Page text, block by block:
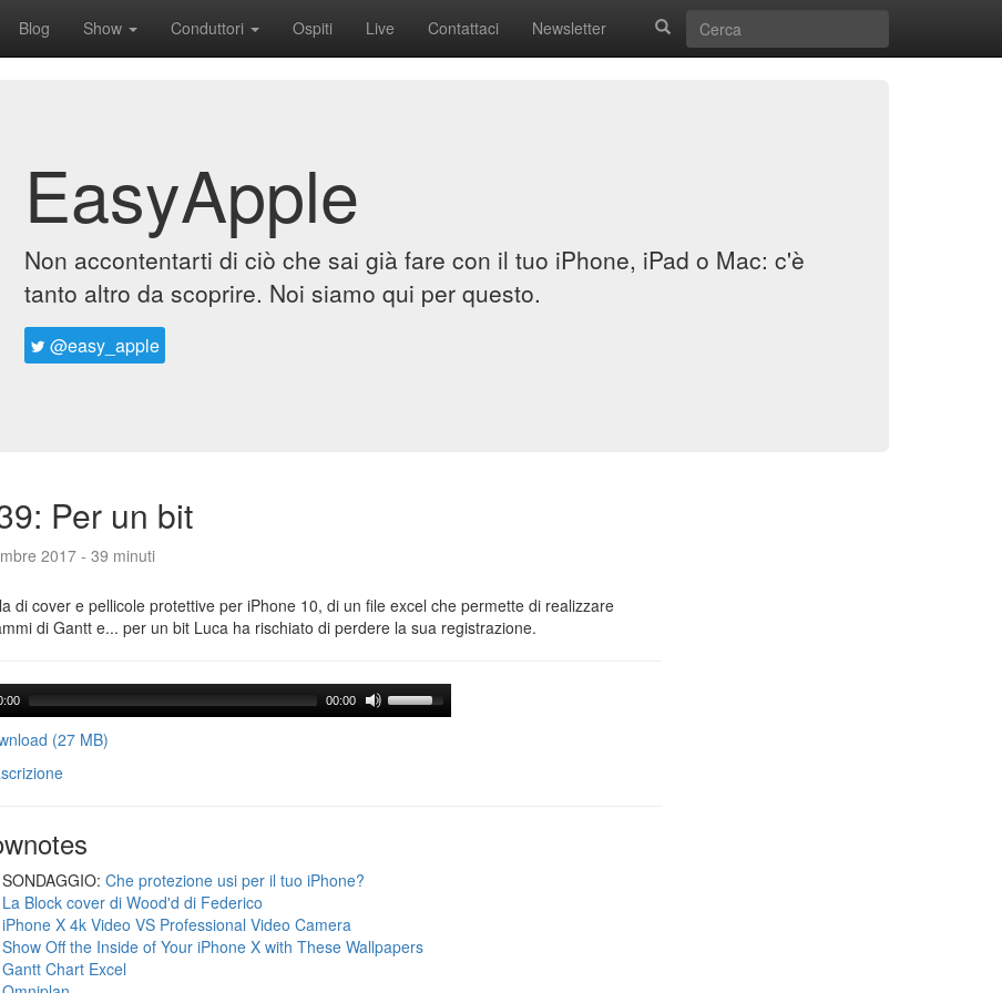
Blog Show Conduttori Ospiti Live Contattaci Newsletter
EasyApple
Non accontentarti di ciò che sai già fare con il tuo iPhone, iPad o Mac: c'è
tanto altro da scoprire. Noi siamo qui per questo.
@easy_apple
Per un bit
2017 - 39 minuti
di cover e pellicole protettive per iPhone 10, di un file excel che permette di realizzare
di Gantt e... per un bit Luca ha rischiato di perdere la sua registrazione.
00:00
(27 MB)
SONDAGGIO: Che protezione usi per il tuo iPhone?
La Block cover di Wood'd di Federico
iPhone X 4k Video VS Professional Video Camera
Show Off the Inside of Your iPhone X with These Wallpapers
Gantt Chart Excel